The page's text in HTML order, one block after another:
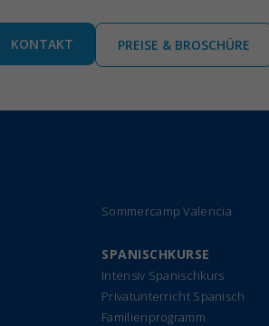
KONTAKT PREISE & BROSCHÜRE
Sommercamp Valencia
SPANISCHKURSE
Intensiv Spanischkurs
Privatunterricht Spanisch
Familienprogramm